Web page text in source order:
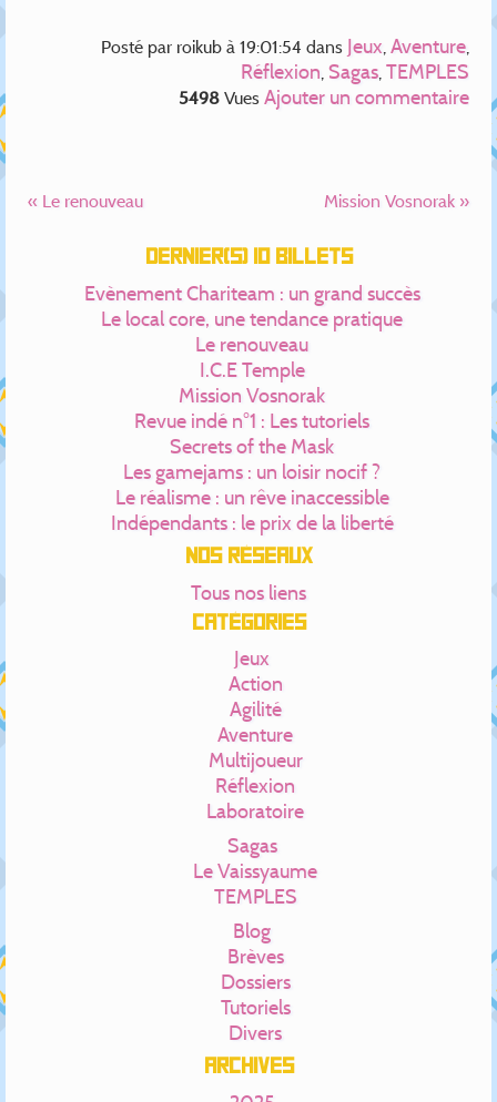
Posté par roikub à 19:01:54 dans Jeux, Aventure,
Réflexion, Sagas, TEMPLES
5498 Vues Ajouter un commentaire
Mission Vosnorak »
« Le renouveau
Dernier(s) 10 billets
Evènement Chariteam : un grand succès
Le local core, une tendance pratique
Le renouveau
I.C.E Temple
Mission Vosnorak
Revue indé n°1 : Les tutoriels
Secrets of the Mask
Les gamejams : un loisir nocif ?
Le réalisme : un rêve inaccessible
Indépendants : le prix de la liberté
Nos réseaux
Tous nos liens
Catégories
Jeux
Action
Agilité
Aventure
Multijoueur
Réflexion
Laboratoire
Sagas
Le Vaissyaume
TEMPLES
Blog
Brèves
Dossiers
Tutoriels
Divers
Archives